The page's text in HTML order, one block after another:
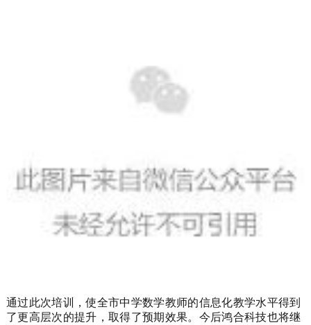
通过此次培训，使全市中学数学教师的信息化教学水平得到
了更高层次的提升，取得了预期效果。今后鸿合科技也将继